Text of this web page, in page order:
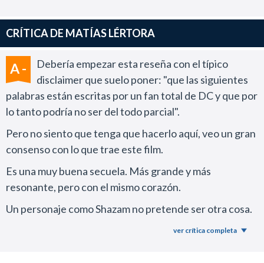
ajena con la particularidad que en este episodio su rol
deja la impresión que padece algún problemita de salud
mental.
Ese desfasaje que se percibía entre las personalidades
de Billy Batson y Shazam se siente más pronunciado y
no tiene el menor sentido, sobre todo cuando el
responsabilidades del protagonista.
comedia juvenil y abre un poco el juego al contexto de
mitología y fantasía que rodea el mundo del héroe el
espectáculo resulta decepcionante.
En esta ocasión hubo una intención de acercarse al
CRÍTICA DE MATÍAS LÉRTORA
A -
Debería empezar esta reseña con el típico
disclaimer que suelo poner: "que las siguientes
palabras están escritas por un fan total de DC y que por
lo tanto podría no ser del todo parcial".
Pero no siento que tenga que hacerlo aquí, veo un gran
consenso con lo que trae este film.
Es una muy buena secuela. Más grande y más
resonante, pero con el mismo corazón.
Un personaje como Shazam no pretende ser otra cosa.
Y en estas adaptaciones se decidió apuntar hacia la
ver crítica completa